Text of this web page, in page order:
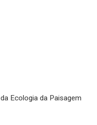
Ecologia da Paisagem